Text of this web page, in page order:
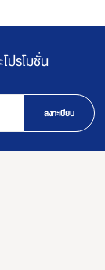
ปรโมชั่น
ลงทะเบียน